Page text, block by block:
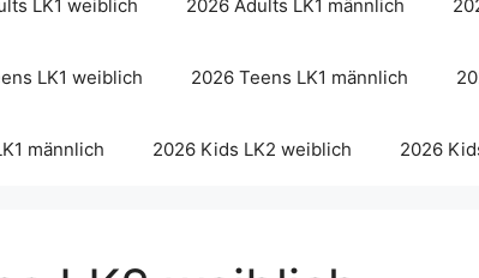
LK1 weiblich 2026 Adults LK1 männlich
LK1 weiblich 2026 Teens LK1 männlich
männlich 2026 Kids LK2 weiblich 2026